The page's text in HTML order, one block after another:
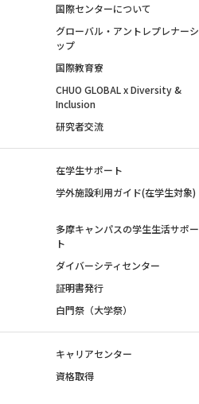
国際センターについて
グローバル・アントレプレナーシ
ップ
国際教育寮
CHUO GLOBAL x Diversity &
Inclusion
研究者交流
在学生サポート
学外施設利用ガイド(在学生対象)
多摩キャンパスの学生生活サポー
ト
ダイバーシティセンター
証明書発行
白門祭（大学祭）
キャリアセンター
資格取得